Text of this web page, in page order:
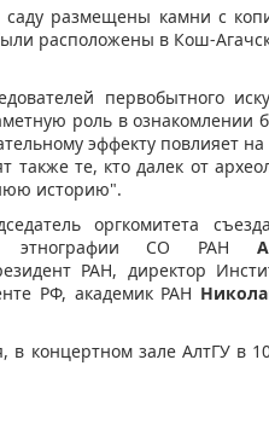
размещены камни с
расположены в Кош-
первобытного
роль в ознакомлении
эффекту повлияет
также те, кто далек от
историю".
оргкомитета
и этнографии СО РАН
РАН, директор
РФ, академик РАН
в концертном зале АлтГУ в